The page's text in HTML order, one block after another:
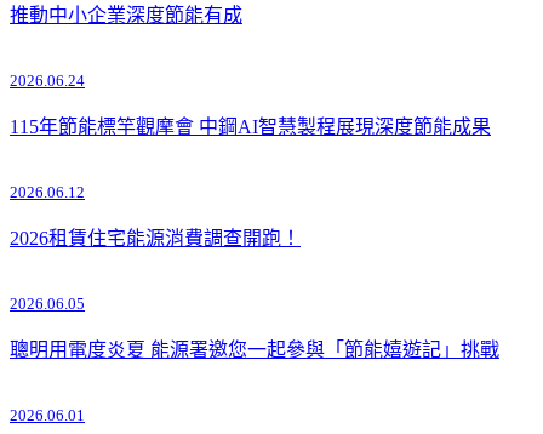
推動中小企業深度節能有成
2026.06.24
115年節能標竿觀摩會 中鋼AI智慧製程展現深度節能成果
2026.06.12
2026租賃住宅能源消費調查開跑！
2026.06.05
聰明用電度炎夏 能源署邀您一起參與「節能嬉遊記」挑戰
2026.06.01